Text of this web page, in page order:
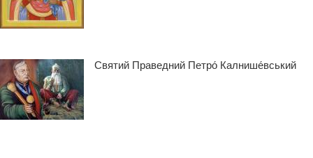
Святий Праведний Петро́ Калнише́вський